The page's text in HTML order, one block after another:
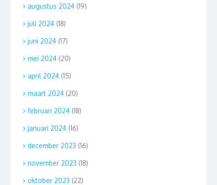
augustus 2024(19)
juli 2024(18)
juni 2024(17)
mei 2024(20)
april 2024(15)
maart 2024(20)
februari 2024(18)
januari 2024(16)
december 2023 (16)
november 2023 (18)
oktober 2023 (22)